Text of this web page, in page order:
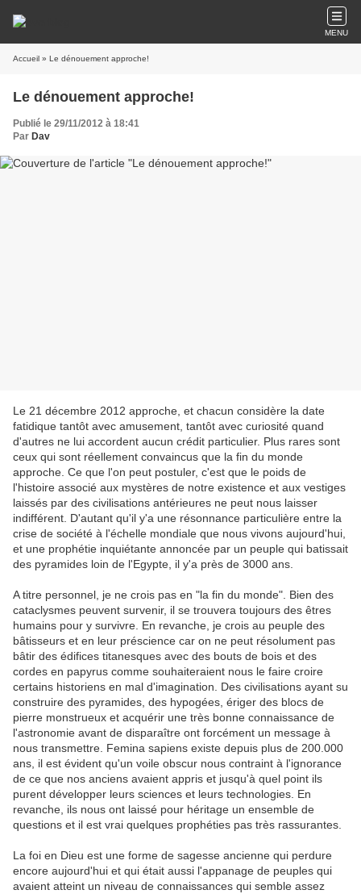
MENU
Accueil » Le dénouement approche!
Le dénouement approche!
Publié le 29/11/2012 à 18:41
Par Dav
Le 21 décembre 2012 approche, et chacun considère la date
fatidique tantôt avec amusement, tantôt avec curiosité quand
d'autres ne lui accordent aucun crédit particulier. Plus rares sont
ceux qui sont réellement convaincus que la fin du monde
approche. Ce que l'on peut postuler, c'est que le poids de
l'histoire associé aux mystères de notre existence et aux vestiges
laissés par des civilisations antérieures ne peut nous laisser
indifférent. D'autant qu'il y'a une résonnance particulière entre la
crise de société à l'échelle mondiale que nous vivons aujourd'hui,
et une prophétie inquiétante annoncée par un peuple qui batissait
des pyramides loin de l'Egypte, il y'a près de 3000 ans.
A titre personnel, je ne crois pas en "la fin du monde". Bien des
cataclysmes peuvent survenir, il se trouvera toujours des êtres
humains pour y survivre. En revanche, je crois au peuple des
bâtisseurs et en leur préscience car on ne peut résolument pas
bâtir des édifices titanesques avec des bouts de bois et des
cordes en papyrus comme souhaiteraient nous le faire croire
certains historiens en mal d'imagination. Des civilisations ayant su
construire des pyramides, des hypogées, ériger des blocs de
pierre monstrueux et acquérir une très bonne connaissance de
l'astronomie avant de disparaître ont forcément un message à
nous transmettre. Femina sapiens existe depuis plus de 200.000
ans, il est évident qu'un voile obscur nous contraint à l'ignorance
de ce que nos anciens avaient appris et jusqu'à quel point ils
purent développer leurs sciences et leurs technologies. En
revanche, ils nous ont laissé pour héritage un ensemble de
questions et il est vrai quelques prophéties pas très rassurantes.
La foi en Dieu est une forme de sagesse ancienne qui perdure
encore aujourd'hui et qui était aussi l'appanage de peuples qui
avaient atteint un niveau de connaissances qui semble assez